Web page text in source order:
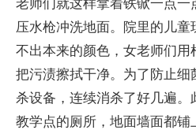
老师们就这样拿着铁锨一点一
压水枪冲洗地面。院里的儿
不出本来的颜色，女老师们用
把污渍擦拭干净。为了防止细
杀设备，连续消杀了好几遍。
教学点的厕所，地面墙面都铺